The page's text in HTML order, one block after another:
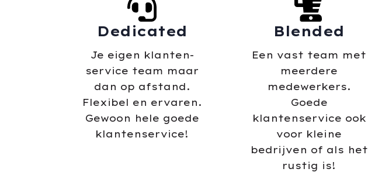
Dedicated
Je eigen klanten-
service team maar
dan op afstand.
Flexibel en ervaren.
Gewoon hele goede
klantenservice!
Blended
Een vast team met
meerdere
medewerkers.
Goede
klantenservice ook
voor kleine
bedrijven of als het
rustig is!